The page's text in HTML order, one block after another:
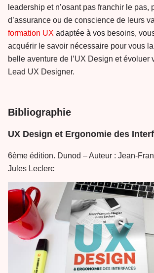
leadership et n’osant pas franchir le pas,
d’assurance ou de conscience de leurs
formation UX adaptée à vos besoins,
acquérir le savoir nécessaire pour vous
belle aventure de l’UX Design et évoluer
Lead UX Designer.
Bibliographie
UX Design et Ergonomie des
6ème édition. Dunod – Auteur : Jean-
Jules Leclerc